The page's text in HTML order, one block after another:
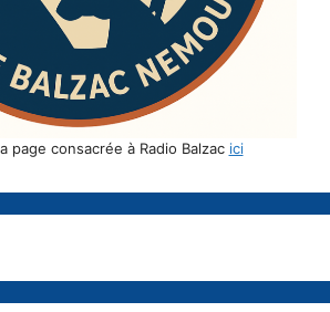
page consacrée à Radio Balzac ici